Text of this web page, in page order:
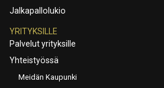
Jalkapallolukio
YRITYKSILLE
Palvelut yrityksille
Yhteistyössä
Meidän Kaupunki